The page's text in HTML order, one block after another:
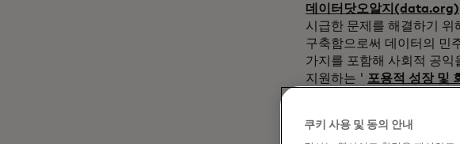
데이터닷오알지(data.org)
시급한 문제를 해결하기 위
구축함으로써 데이터의 민
가지를 포함해 사회적 공익
지원하는 ' 포용적 성장 및
하나입니다. 마스터카드는
쿠키 사용 및 동의 안내